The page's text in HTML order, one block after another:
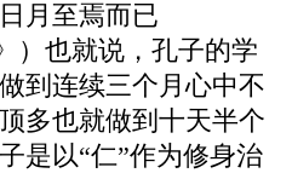
月至焉而已
）也就说，孔子的学
到连续三个月心中不
多也就做到十天半个
是以“仁”作为修身治